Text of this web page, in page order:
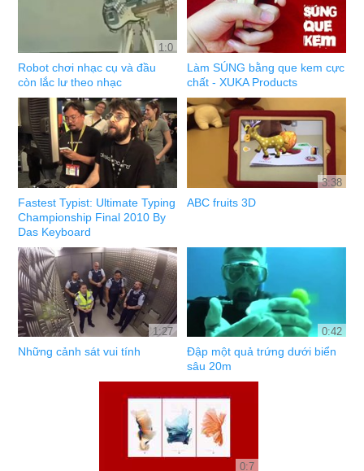
1:0
Robot chơi nhạc cụ và đầu
còn lắc lư theo nhạc
Làm SÚNG bằng que kem cực
chất - XUKA Products
Fastest Typist: Ultimate Typing
Championship Final 2010 By
Das Keyboard
3:38
ABC fruits 3D
1:27
Những cảnh sát vui tính
0:42
Đập một quả trứng dưới biển
sâu 20m
0:7